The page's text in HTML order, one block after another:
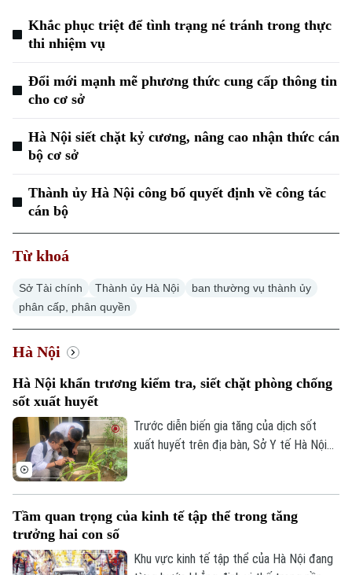
Khắc phục triệt để tình trạng né tránh trong thực
thi nhiệm vụ
Đổi mới mạnh mẽ phương thức cung cấp thông tin
cho cơ sở
Hà Nội siết chặt kỷ cương, nâng cao nhận thức cán
bộ cơ sở
Thành ủy Hà Nội công bố quyết định về công tác
cán bộ
Từ khoá
Sở Tài chính Thành ủy Hà Nội
ban thường vụ thành ủy
phân cấp, phân quyền
Hà Nội
Hà Nội khẩn trương kiểm tra, siết chặt phòng chống
sốt xuất huyết
Trước diễn biến gia tăng của dịch sốt
xuất huyết trên địa bàn, Sở Y tế Hà Nội
sẽ thành lập các đoàn kiểm tra, giám sát
phường.
Tầm quan trọng của kinh tế tập thể trong tăng
trưởng hai con số
Khu vực kinh tế tập thể của Hà Nội đang